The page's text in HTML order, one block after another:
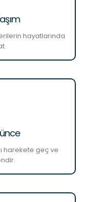
hayatlarında
harekete geç ve